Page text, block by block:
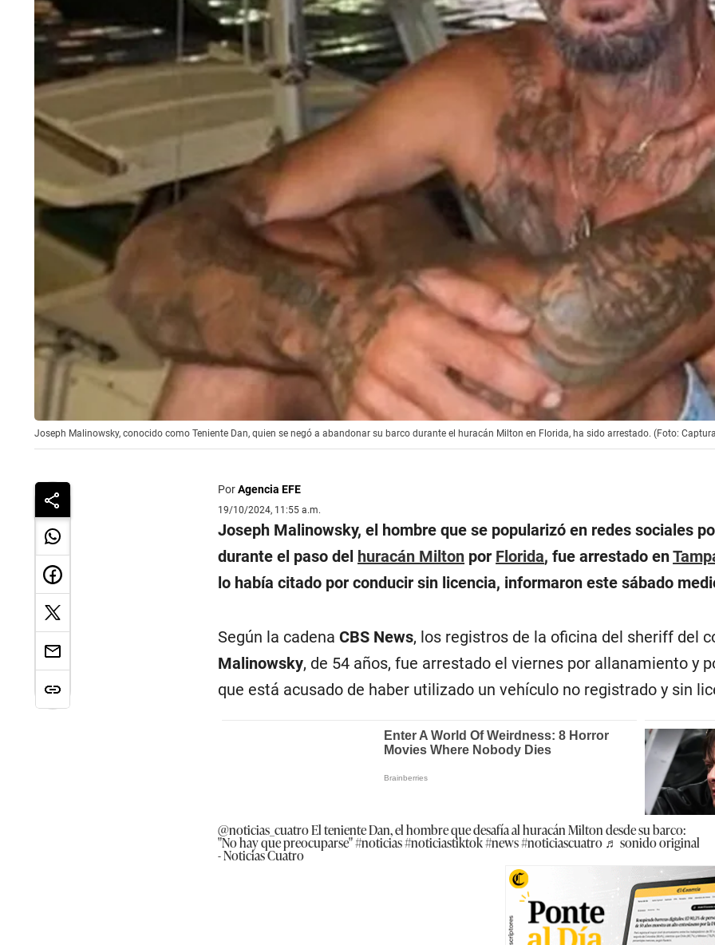
Joseph Malinowsky, conocido como Teniente Dan, quien se negó a abandonar su barco durante el huracán Milton en Florida, ha sido arrestado. (Foto:
PorAgencia EFE
19/10/2024, 11:55 a.m.
Joseph Malinowsky, el hombre que se popularizó en redes sociales
durante el paso del huracán Milton por Florida, fue arrestado en
lo había citado por conducir sin licencia, informaron este sábado
Según la cadenaCBS News, los registros de la oficina del sheriff del
Malinowsky, de 54 años, fue arrestado el viernes por allanamiento y
que está acusado de haber utilizado un vehículo no registrado y sin
@noticias_cuatroEl teniente Dan, el hombre que desafía al huracán Milton desde su barco:
"No hay que preocuparse"#noticias#noticiastiktok#news#noticiascuatro ♬ sonido original
- Noticias Cuatro